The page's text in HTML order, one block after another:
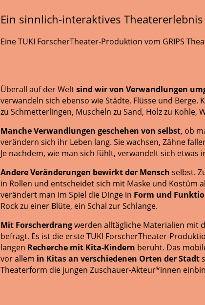
Ein sinnlich-interaktives
Eine TUKI ForscherTheater-Produktion vom GRIPS
Überall auf der Weltsind wir von Verwandlungen
verwandeln sich ebenso wie Städte, Flüsse und Berge.
zu Schmetterlingen, Muscheln zu Sand, Holz zu Kohle,
MancheVerwandlungen geschehen von selbst, ob
verändern sich ihr Leben lang. Sie wachsen, Zähne
Je nachdem, wie man sich fühlt, verwandelt sich etwas
Andere Veränderungen bewirkt der Mensch selbst.
in Rollen und entscheidet sich mit Maske und Kostüm
verändert man im Spiel die Dinge in Form und
Rock zu einer Blüte, ein Schal zur Schlange.
Mit Forscherdrangwerden alltägliche Materialien mit
befragt. Es ist die erste TUKI ForscherTheater-
langen Recherche mit Kita-Kindern beruht. Das
vor allem in Kitas an verschiedenen Orten der Stadt
Theaterform die jungen Zuschauer-Akteur*innen